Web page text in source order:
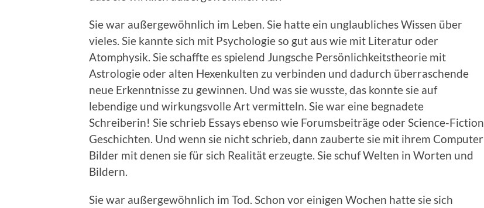
Sie war außergewöhnlich im Leben. Sie hatte ein unglaubliches Wissen über
vieles. Sie kannte sich mit Psychologie so gut aus wie mit Literatur oder
Atomphysik. Sie schaffte es spielend Jungsche Persönlichkeitstheorie mit
Astrologie oder alten Hexenkulten zu verbinden und dadurch überraschende
neue Erkenntnisse zu gewinnen. Und was sie wusste, das konnte sie auf
lebendige und wirkungsvolle Art vermitteln. Sie war eine begnadete
Schreiberin! Sie schrieb Essays ebenso wie Forumsbeiträge oder Science-Fiction
Geschichten. Und wenn sie nicht schrieb, dann zauberte sie mit ihrem Computer
Bilder mit denen sie für sich Realität erzeugte. Sie schuf Welten in Worten und
Bildern.
Sie war außergewöhnlich im Tod. Schon vor einigen Wochen hatte sie sich